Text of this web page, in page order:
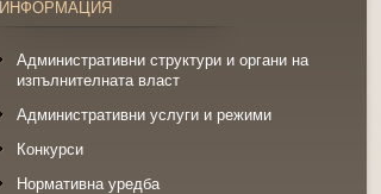
ИНФОРМАЦИЯ
Административни структури и органи на
изпълнителната власт
Административни услуги и режими
Конкурси
Нормативна уредба